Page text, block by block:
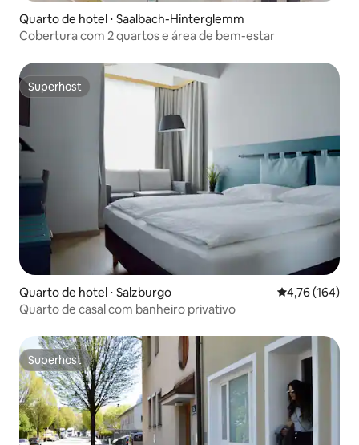
Quarto de hotel ⋅ Saalbach-Hinterglemm
Cobertura com 2 quartos e área de bem-estar
Superhost
Superhost
Quarto de hotel ⋅ Salzburgo 4,76 de uma
4,76 (164)
Quarto de casal com banheiro privativo
Superhost
Superhost